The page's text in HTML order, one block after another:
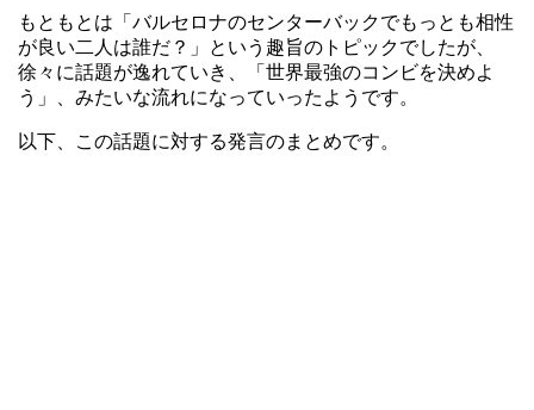
もともとは「バルセロナのセンターバックでもっとも相性
が良い二人は誰だ？」という趣旨のトピックでしたが、
徐々に話題が逸れていき、「世界最強のコンビを決めよ
う」、みたいな流れになっていったようです。
以下、この話題に対する発言のまとめです。